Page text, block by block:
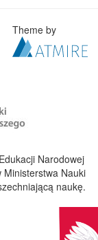
Theme by
Narodowej
Ministerstwa Nauki
naukę.